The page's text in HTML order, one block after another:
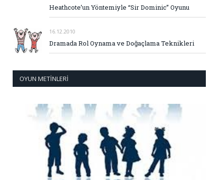
Heathcote’un Yöntemiyle “Sir Dominic” Oyunu
16.12.2010
Dramada Rol Oynama ve Doğaçlama Teknikleri
OYUN METINLERI